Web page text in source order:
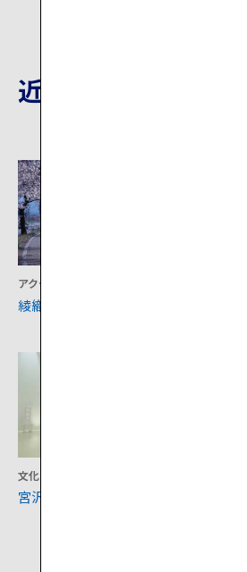
近隣の観光地
アクティビティ
綾織の桜並木
文化
宮沢賢治童話村